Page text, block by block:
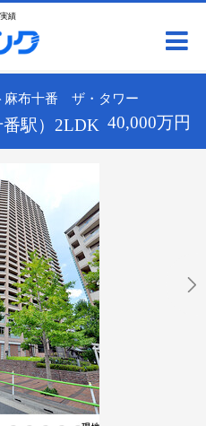
績
麻布十番 ザ・タワー
駅）2LDK 40,000万円